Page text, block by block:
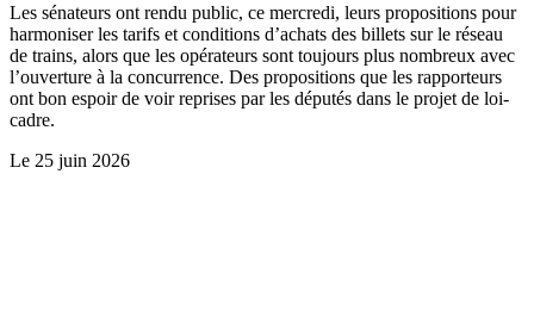
Les sénateurs ont rendu public, ce mercredi, leurs propositions pour
harmoniser les tarifs et conditions d’achats des billets sur le réseau
de trains, alors que les opérateurs sont toujours plus nombreux avec
l’ouverture à la concurrence. Des propositions que les rapporteurs
ont bon espoir de voir reprises par les députés dans le projet de loi-
cadre.
Le 25 juin 2026